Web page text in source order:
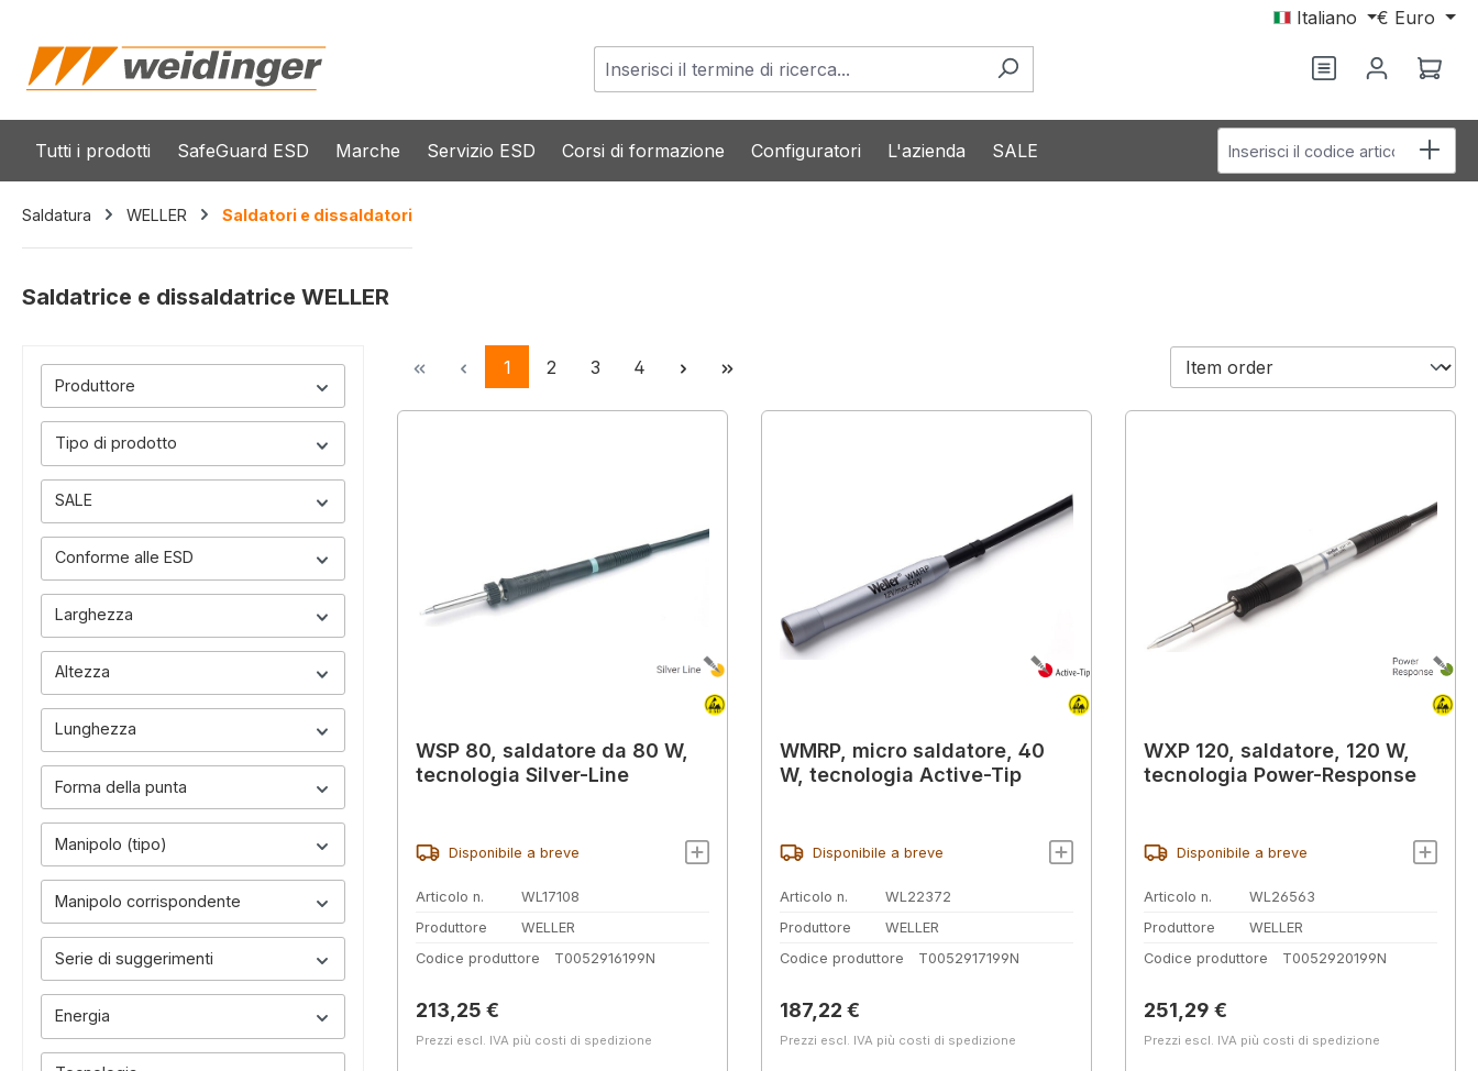
Italiano € Euro
Il
Tutti i prodotti SafeGuard ESD Marche Servizio ESD Corsi di formazione Configuratori L'azienda SALE Inserisci il codice articolo
Saldatura WELLER Saldatori e dissaldatori
Saldatrice e dissaldatrice WELLER
Produttore
Tipo di prodotto
SALE
Conforme alle ESD
Larghezza
Altezza
Lunghezza
Forma della punta
Manipolo (tipo)
Manipolo corrispondente
Serie di suggerimenti
Energia
Pagina
1 Pagina
2 Pagina
3 Pagina
4
WSP 80, saldatore da 80 W,
tecnologia Silver-Line
Disponibile a breve
Articolo n.
WL17108
Produttore
WELLER
Codice produttore
T0052916199N
Prezzo normale:
213,25 €
Prezzi escl. IVA più costi di spedizione
WMRP, micro saldatore, 40
W, tecnologia Active-Tip
Disponibile a breve
Articolo n.
WL22372
Produttore
WELLER
Codice produttore
T0052917199N
Prezzo normale:
187,22 €
Prezzi escl. IVA più costi di spedizione
WXP 120, saldatore, 120 W,
tecnologia Power-Response
Disponibile a breve
Articolo n.
WL26563
Produttore
WELLER
Codice produttore
T0052920199N
Prezzo normale:
251,29 €
Prezzi escl. IVA più costi di spedizione